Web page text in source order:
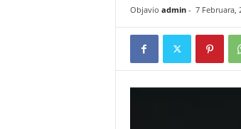
o
i
Objavio admin- 7 Februara,